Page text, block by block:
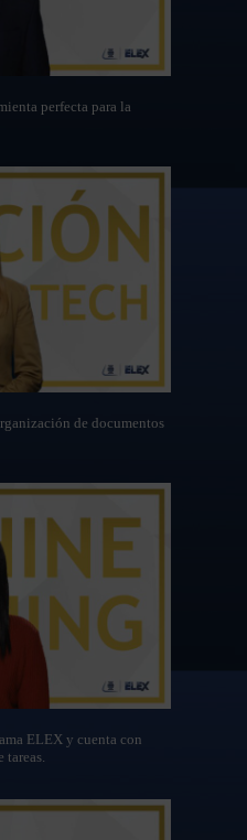
perfecta para la
de documentos
ELEX y cuenta con